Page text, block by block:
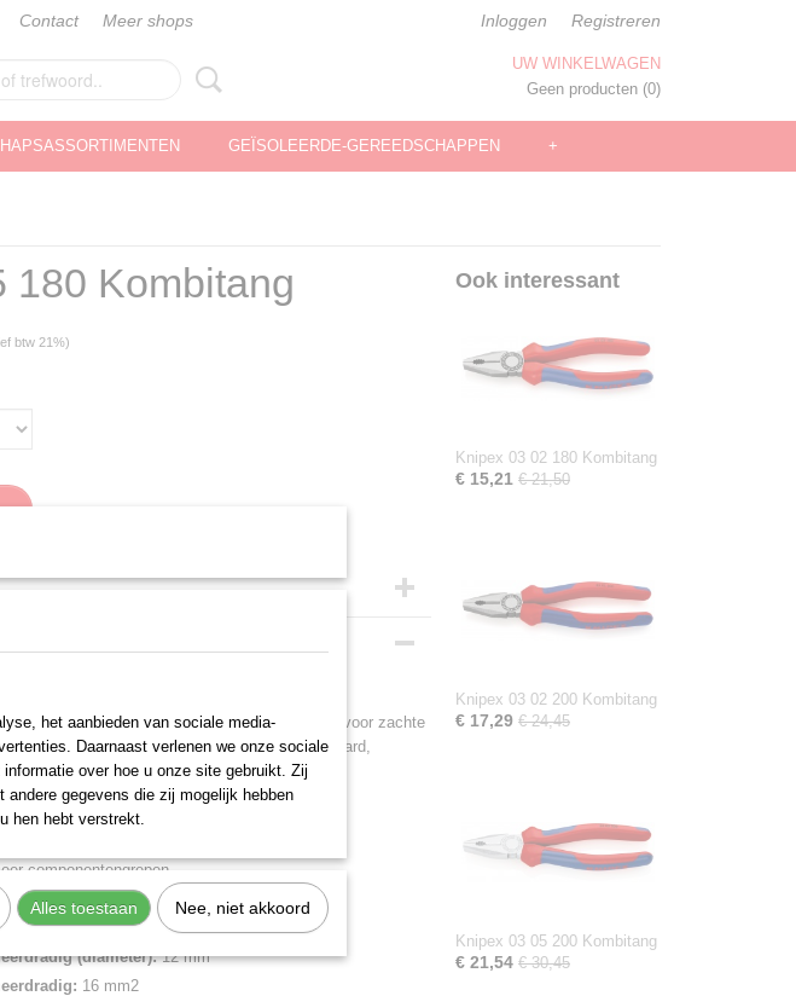
Contact Meer shops Inloggen Registreren
UW WINKELWAGEN
Geen producten (0)
GEÏSOLEERDE-GEREEDSCHAPPEN +
180 Kombitang
btw 21%)
4003773034933
0,25 Kg
18,50 x 5,20 x 2,10 cm
voor veelzijdig gebruik. Met snijkanten voor zachte
dikke kabels. Snijkanten extra inductief gehard,
HRC.
componentengrepen
(diameter):12 mm
16 mm2
Ook interessant
Knipex 03 02 180 Kombitang
€ 15,21 € 21,50
Knipex 03 02 200 Kombitang
€ 17,29 € 24,45
Knipex 03 05 200 Kombitang
€ 21,54 € 30,45
het aanbieden van sociale media-
Daarnaast verlenen we onze sociale
over hoe u onze site gebruikt. Zij
andere gegevens die zij mogelijk hebben
hen hebt verstrekt.
Alles toestaan Nee, niet akkoord